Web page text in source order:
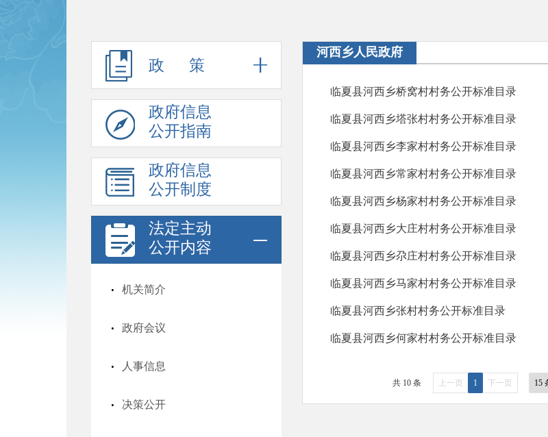
政 策
政府信息
公开指南
政府信息
公开制度
法定主动
公开内容
机关简介
政府会议
人事信息
决策公开
河西乡人民政府
临夏县河西乡桥窝村村务公开标准目录
临夏县河西乡塔张村村务公开标准目录
临夏县河西乡李家村村务公开标准目录
临夏县河西乡常家村村务公开标准目录
临夏县河西乡杨家村村务公开标准目录
临夏县河西乡大庄村村务公开标准目录
临夏县河西乡尕庄村村务公开标准目录
临夏县河西乡马家村村务公开标准目录
临夏县河西乡张村村务公开标准目录
临夏县河西乡何家村村务公开标准目录
共 10 条 上一页 1 下一页